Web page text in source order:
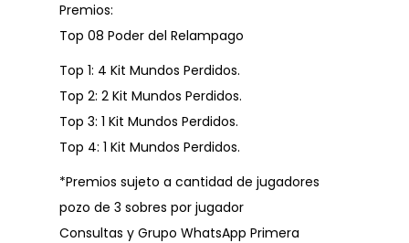
Premios:
Top 08 Poder del Relampago
Top 1: 4 Kit Mundos Perdidos.
Top 2: 2 Kit Mundos Perdidos.
Top 3: 1 Kit Mundos Perdidos.
Top 4: 1 Kit Mundos Perdidos.
*Premios sujeto a cantidad de jugadores
pozo de 3 sobres por jugador
Consultas y Grupo WhatsApp Primera